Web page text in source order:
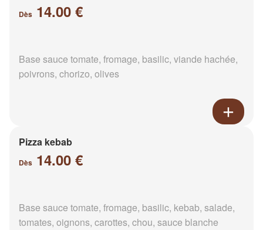
Dès 14.00 €
Base sauce tomate, fromage, basilic, viande hachée,
poivrons, chorizo, olives
Pizza kebab
Dès 14.00 €
Base sauce tomate, fromage, basilic, kebab, salade,
tomates, oignons, carottes, chou, sauce blanche